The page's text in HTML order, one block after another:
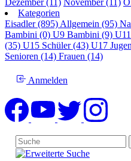
Dezember (11) November (11)
Kategorien
Eisadler (895)Allgemein (95)
Bambini (0) U9 Bambini (9)
(35) U15 Schüler (43) U17
Senioren (14) Frauen (14)
Anmelden